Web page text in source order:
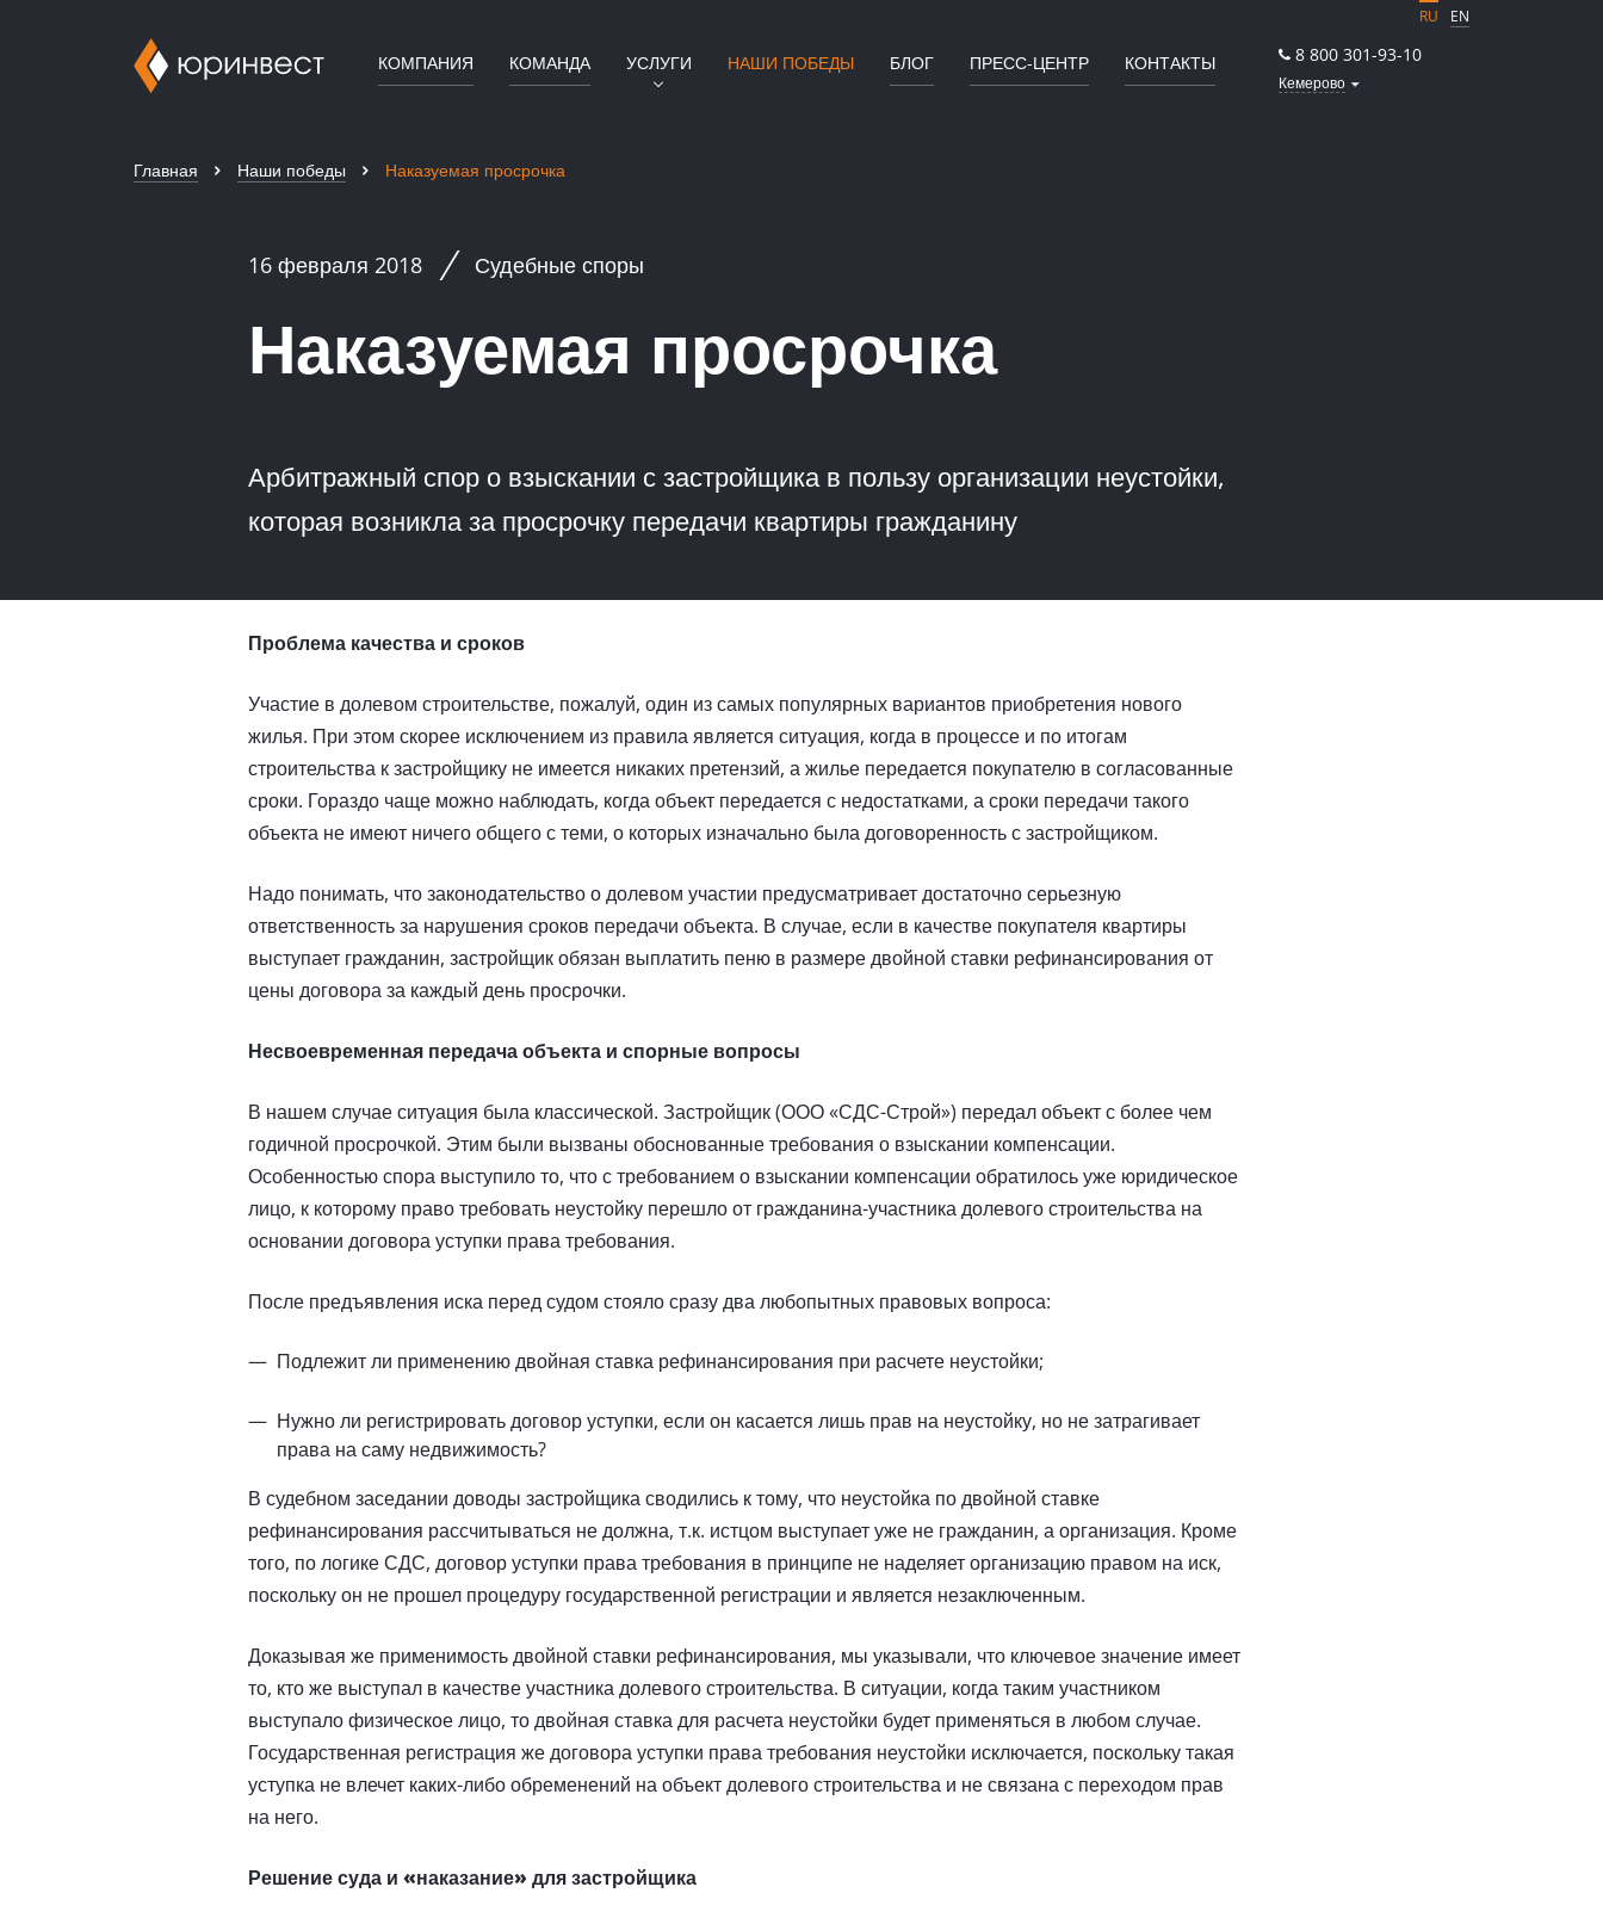
RU EN
КОМПАНИЯ КОМАНДА УСЛУГИ НАШИ ПОБЕДЫ БЛОГ ПРЕСС-ЦЕНТР КОНТАКТЫ 8 800 301-93-10
Кемерово
Главная Наши победы Наказуемая просрочка
16 февраля 2018 Судебные споры
Наказуемая просрочка
Арбитражный спор о взыскании с застройщика в пользу организации неустойки,
которая возникла за просрочку передачи квартиры гражданину
Проблема качества и сроков
Участие в долевом строительстве, пожалуй, один из самых популярных вариантов приобретения нового
жилья. При этом скорее исключением из правила является ситуация, когда в процессе и по итогам
строительства к застройщику не имеется никаких претензий, а жилье передается покупателю в согласованные
сроки. Гораздо чаще можно наблюдать, когда объект передается с недостатками, а сроки передачи такого
объекта не имеют ничего общего с теми, о которых изначально была договоренность с застройщиком.
Надо понимать, что законодательство о долевом участии предусматривает достаточно серьезную
ответственность за нарушения сроков передачи объекта. В случае, если в качестве покупателя квартиры
выступает гражданин, застройщик обязан выплатить пеню в размере двойной ставки рефинансирования от
цены договора за каждый день просрочки.
Несвоевременная передача объекта и спорные вопросы
В нашем случае ситуация была классической. Застройщик (ООО «СДС-Строй») передал объект с более чем
годичной просрочкой. Этим были вызваны обоснованные требования о взыскании компенсации.
Особенностью спора выступило то, что с требованием о взыскании компенсации обратилось уже юридическое
лицо, к которому право требовать неустойку перешло от гражданина-участника долевого строительства на
основании договора уступки права требования.
После предъявления иска перед судом стояло сразу два любопытных правовых вопроса:
Подлежит ли применению двойная ставка рефинансирования при расчете неустойки;
Нужно ли регистрировать договор уступки, если он касается лишь прав на неустойку, но не затрагивает
права на саму недвижимость?
В судебном заседании доводы застройщика сводились к тому, что неустойка по двойной ставке
рефинансирования рассчитываться не должна, т.к. истцом выступает уже не гражданин, а организация. Кроме
того, по логике СДС, договор уступки права требования в принципе не наделяет организацию правом на иск,
поскольку он не прошел процедуру государственной регистрации и является незаключенным.
Доказывая же применимость двойной ставки рефинансирования, мы указывали, что ключевое значение имеет
то, кто же выступал в качестве участника долевого строительства. В ситуации, когда таким участником
выступало физическое лицо, то двойная ставка для расчета неустойки будет применяться в любом случае.
Государственная регистрация же договора уступки права требования неустойки исключается, поскольку такая
уступка не влечет каких-либо обременений на объект долевого строительства и не связана с переходом прав
на него.
Решение суда и «наказание» для застройщика